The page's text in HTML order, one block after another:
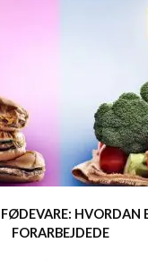
HVORDAN
FORARBEJDEDE